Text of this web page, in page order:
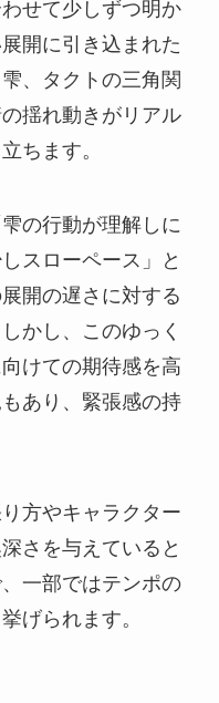
せて少しずつ明か
開に引き込まれた
、タクトの三角関
揺れ動きがリアル
ちます。
の行動が理解しに
スローペース」と
開の遅さに対する
かし、このゆっく
けての期待感を高
あり、緊張感の持
方やキャラクター
さを与えていると
一部ではテンポの
げられます。